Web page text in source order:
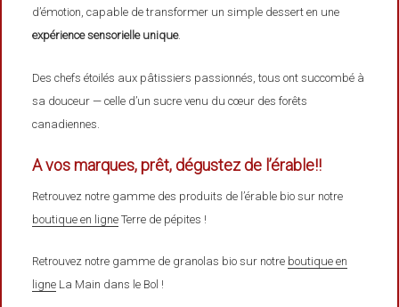
d’émotion, capable de transformer un simple dessert en une
expérience sensorielle unique.
Des chefs étoilés aux pâtissiers passionnés, tous ont succombé à
sa douceur — celle d’un sucre venu du cœur des forêts
canadiennes.
A vos marques, prêt, dégustez de l’érable!!
Retrouvez notre gamme des produits de l’érable bio sur notre
boutique en ligne Terre de pépites !
Retrouvez notre gamme de granolas bio sur notre boutique en
ligne La Main dans le Bol !